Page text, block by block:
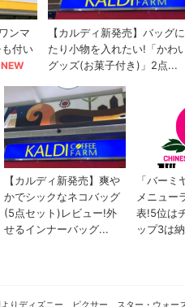
りディズニー、ピクサー、スター・ウォー